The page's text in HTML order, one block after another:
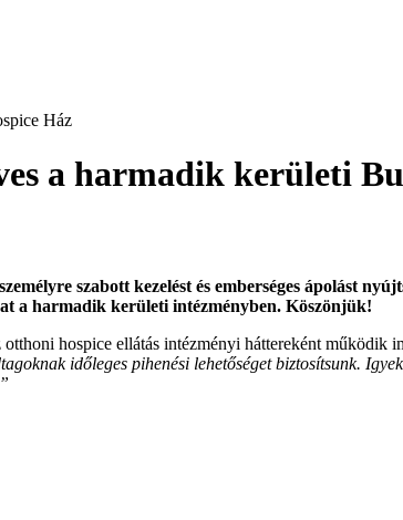
Ház
a harmadik kerületi
szabott kezelést és emberséges ápolást
a harmadik kerületi intézményben. Köszönjük!
hospice ellátás intézményi háttereként működik
időleges pihenési lehetőséget biztosítsunk.